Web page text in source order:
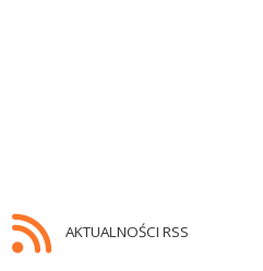
AKTUALNOŚCI RSS